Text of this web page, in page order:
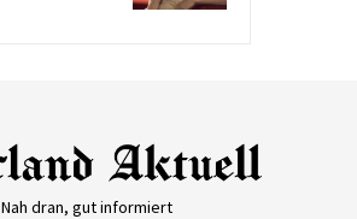
Nah dran, gut informiert